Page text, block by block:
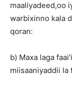
maaliyadeed,oo
warbixinno kala
qoran:
b) Maxa laga
miisaaniyaddii la